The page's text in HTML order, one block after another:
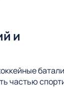
и
частью